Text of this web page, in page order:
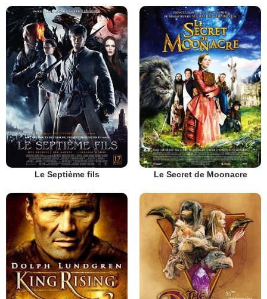
Le Septième fils Le Secret de Moonacre